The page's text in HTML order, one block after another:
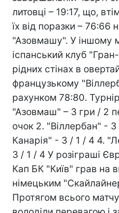
литовці – 19:17, що,
їх від поразки – 76:66
"Азовмашу". У іншому
іспанський клуб
рідних стінах в
французькому
рахунком 78:80.
"Азовмаш" – 3 гри / 2
очок 2. "Віллербан" -
Канарія" - 3 / 1 / 4 4.
3 / 1 / 4 У розіграші
Кап БК "Київ" грав на
німецьким
Протягом всього